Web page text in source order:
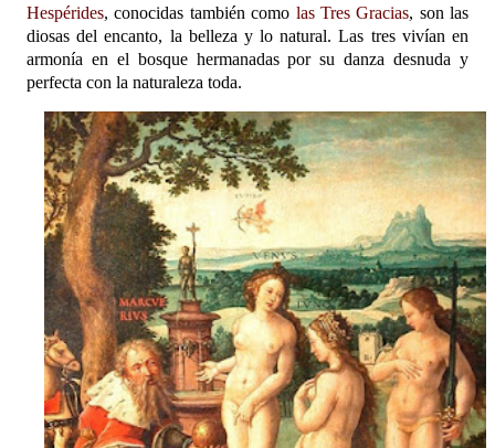
Hespérides, conocidas también como las Tres Gracias, son las
diosas del encanto, la belleza y lo natural. Las tres vivían en
armonía en el bosque hermanadas por su danza desnuda y
perfecta con la naturaleza toda.